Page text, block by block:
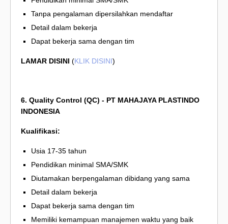
Tanpa pengalaman dipersilahkan mendaftar
Detail dalam bekerja
Dapat bekerja sama dengan tim
LAMAR DISINI (KLIK DISINI)
6. Quality Control (QC) - PT MAHAJAYA PLASTINDO
INDONESIA
Kualifikasi:
Usia 17-35 tahun
Pendidikan minimal SMA/SMK
Diutamakan berpengalaman dibidang yang sama
Detail dalam bekerja
Dapat bekerja sama dengan tim
Memiliki kemampuan manajemen waktu yang baik